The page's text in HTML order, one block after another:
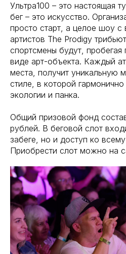
Ультра100 – это настоящая
бег – это искусство.
просто старт, а целое шоу с
артистов The Prodigy
спортсмены будут,
виде арт-объекта. Каждый
места, получит уникальную
стиле, в которой
экологии и панка.
Общий призовой фонд
рублей. В беговой слот
забеге, но и доступ ко
Приобрести слот можно на